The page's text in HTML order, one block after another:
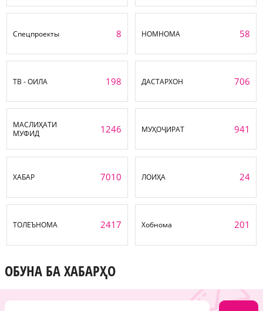
Спецпроекты 8 НОМНОМА 58
ТВ - ОИЛА 198 ДАСТАРХОН 706
МАСЛИҲАТИ
МУФИД
1246 МУҲОҶИРАТ 941
ХАБАР 7010 ЛОИҲА 24
ТОЛЕЪНОМА 2417 Хобнома 201
ОБУНА БА ХАБАРҲО